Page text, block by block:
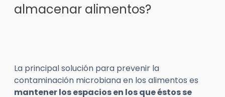
almacenar alimentos?
La principal solución para prevenir la
contaminación microbiana en los alimentos es
mantener los espacios en los que éstos se